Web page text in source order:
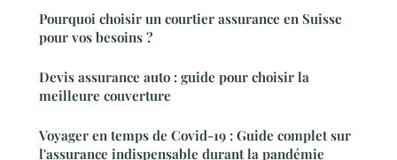
Pourquoi choisir un courtier assurance en Suisse
pour vos besoins ?
Devis assurance auto : guide pour choisir la
meilleure couverture
Voyager en temps de Covid-19 : Guide complet sur
l'assurance indispensable durant la pandémie